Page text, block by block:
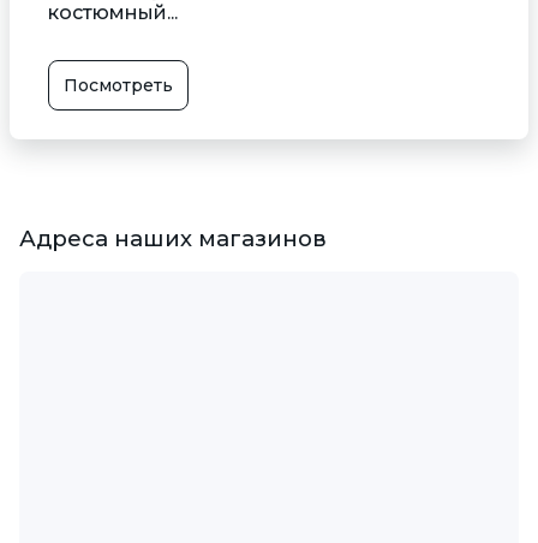
костюмный...
Посмотреть
Адреса наших магазинов